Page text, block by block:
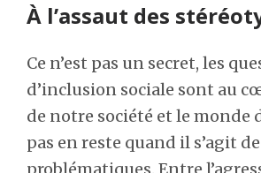
À l’assaut des
Ce n’est pas un secret, les
d’inclusion sociale sont au
de notre société et le monde
pas en reste quand il s’agit de
problématiques. Entre